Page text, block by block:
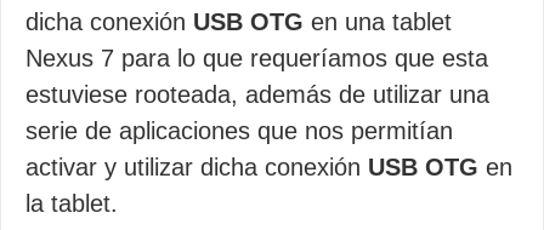
dicha conexión USB OTG en una tablet
Nexus 7 para lo que requeríamos que esta
estuviese rooteada, además de utilizar una
serie de aplicaciones que nos permitían
activar y utilizar dicha conexión USB OTG en
la tablet.